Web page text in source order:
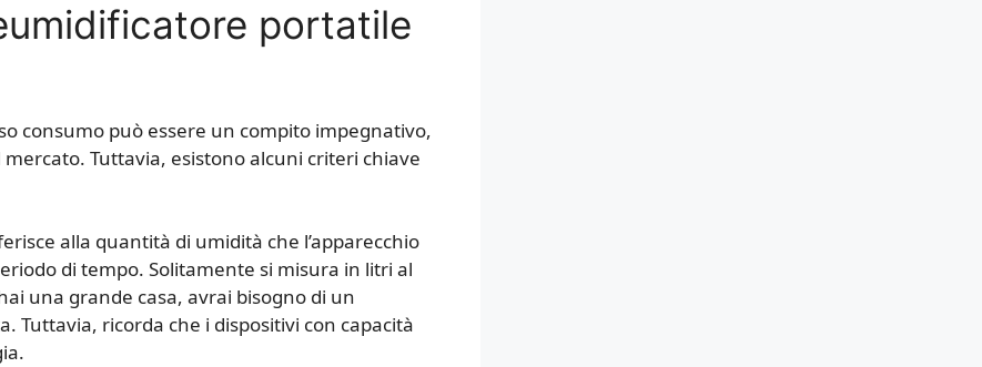
portatile
consumo può essere un compito impegnativo,
Tuttavia, esistono alcuni criteri chiave
alla quantità di umidità che l’apparecchio
di tempo. Solitamente si misura in litri al
una grande casa, avrai bisogno di un
Tuttavia, ricorda che i dispositivi con capacità